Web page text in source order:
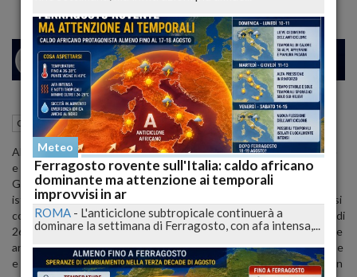
MILANO 26 29
Cronaca 10 Settembre 2012 14:19
Al via il censimento dell'Istat sulle imprese, le istituzioni pubbliche
e quelle non profit. Il presidente dell'Istituto di statistica Enrico
Giovannini ha presentato il "Nono censimento industria e servizi,
istituzioni e non profit". Le rilevazioni, partite il 3 settembre e che si
concluderanno il 14 di questo mese, coinvolgeranno un campione di
260mila imprese e oltre 470mila istituzioni non profit. "Dall'indagine
arrivera' un contributo alle decisioni di politica economica del Paese
e allo sviluppo delle imprese", sostiene Giovannini affiancato oggi in
Meteo
Ferragosto rovente sull'Italia: caldo africano
dominante ma attenzione ai temporali
improvvisi in ar
ROMA - L'anticiclone subtropicale continuerà a
dominare la settimana di Ferragosto, con afa intensa,...